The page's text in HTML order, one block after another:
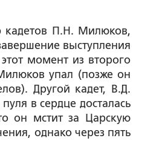
кадетов П.Н. Милюков,
выступления
момент из второго
упал (позже он
Другой кадет, В.Д.
в сердце досталась
он мстит за Царскую
однако через пять